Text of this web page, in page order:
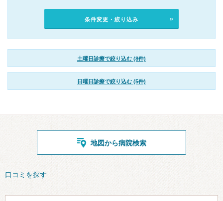
条件変更・絞り込み
土曜日診療で絞り込む (8件)
日曜日診療で絞り込む (5件)
地図から病院検索
口コミを探す